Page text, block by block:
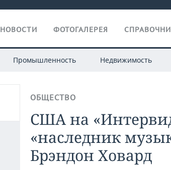
НОВОСТИ ФОТОГАЛЕРЕЯ
Промышленность Недвижимость
ОБЩЕСТВО
США на
«наследник
Брэндон Ховард